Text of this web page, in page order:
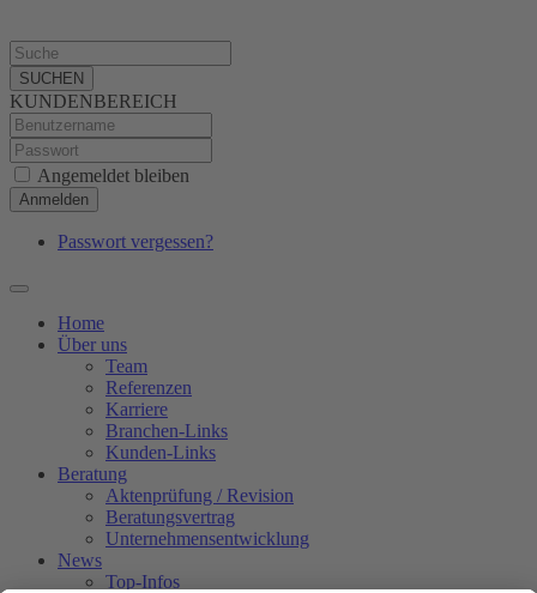
SUCHEN
KUNDENBEREICH
Angemeldet bleiben
Anmelden
Passwort vergessen?
Home
Über uns
Team
Referenzen
Karriere
Branchen-Links
Kunden-Links
Beratung
Aktenprüfung / Revision
Beratungsvertrag
Unternehmensentwicklung
News
Top-Infos